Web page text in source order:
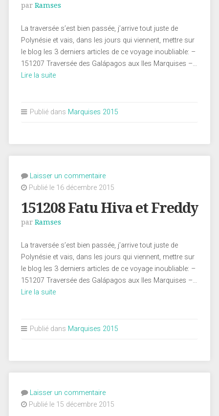
par Ramses
La traversée s’est bien passée, j’arrive tout juste de
Polynésie et vais, dans les jours qui viennent, mettre sur
le blog les 3 derniers articles de ce voyage inoubliable: –
151207 Traversée des Galápagos aux Iles Marquises –…
Lire la suite
Publié dans Marquises 2015
Laisser un commentaire
Publié le 16 décembre 2015
151208 Fatu Hiva et Freddy
par Ramses
La traversée s’est bien passée, j’arrive tout juste de
Polynésie et vais, dans les jours qui viennent, mettre sur
le blog les 3 derniers articles de ce voyage inoubliable: –
151207 Traversée des Galápagos aux Iles Marquises –…
Lire la suite
Publié dans Marquises 2015
Laisser un commentaire
Publié le 15 décembre 2015